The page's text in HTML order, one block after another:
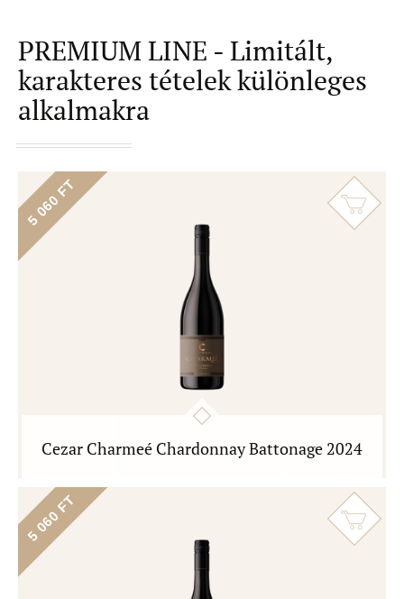
PREMIUM LINE - Limitált,
karakteres tételek különleges
alkalmakra
5 060 FT
Cezar Charmeé Chardonnay Battonage 2024
5 060 FT